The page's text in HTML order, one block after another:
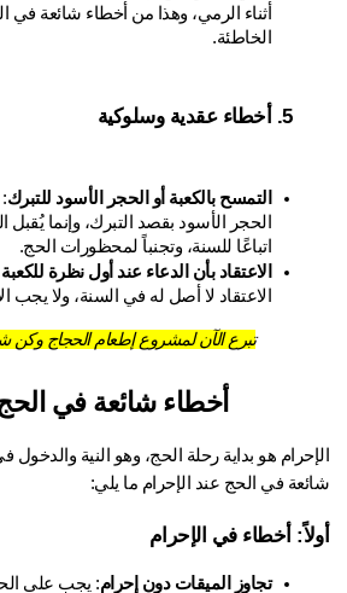
الخاطئة.
أخطاء عقدية وسلوكية
التمسح بالكعبة أو الحجر الأسود للتبرك
اتباعًا للسنة، وتجنباً لمحظورات الحج.
الاعتقاد بأن الدعاء عند أول نظرة للكعبة
الاعتقاد لا أصل له في السنة، ولا يجب
تبرع الآن لمشروع إطعام الحجاج وكن
أخطاء شائعة في الحج
في الحج عند الإحرام ما يلي:
أخطاء في الإحرام
تجاوز الميقات دون إحرام